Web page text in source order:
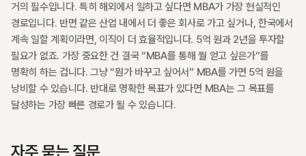
거의 필수입니다. 특히 해외에서 일하고 싶다면 MBA가 가장 현실적인
경로입니다. 반면 같은 산업 내에서 더 좋은 회사로 가고 싶거나, 한국에서
계속 일할 계획이라면, 이직이 더 효율적입니다. 5억 원과 2년을 투자할
필요가 없죠. 가장 중요한 건 결국 “MBA를 통해 뭘 얻고 싶은가”를
명확히 하는 겁니다. 그냥 “뭔가 바꾸고 싶어서” MBA를 가면 5억 원을
낭비할 수 있습니다. 반대로 명확한 목표가 있다면 MBA는 그 목표를
달성하는 가장 빠른 경로가 될 수 있습니다.
자주 묻는 질문